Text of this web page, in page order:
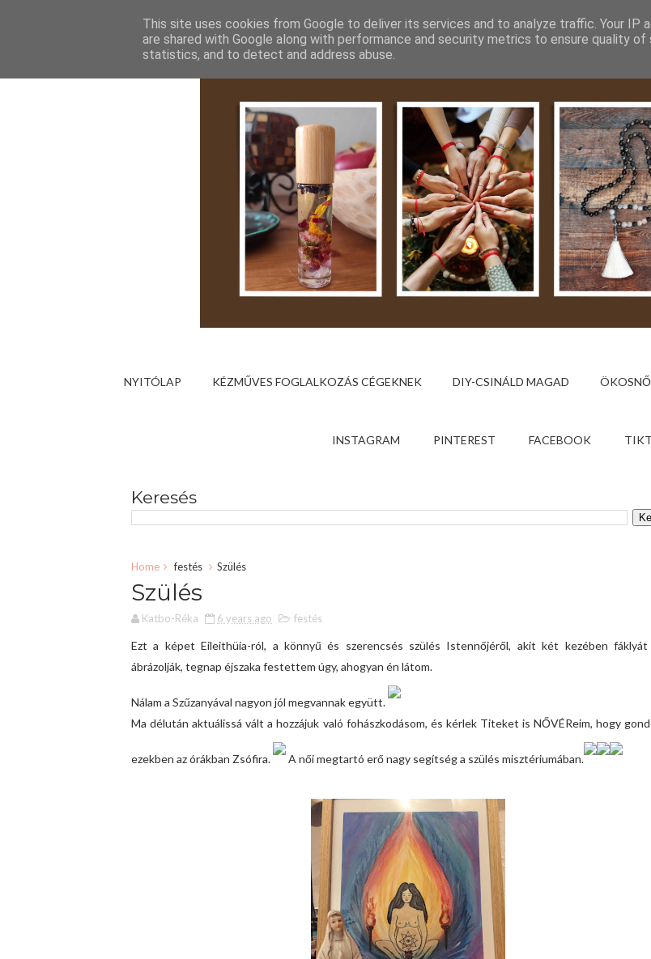
NYITÓLAP KÉZMŰVES FOGLALKOZÁS CÉGEKNEK DIY-CSINÁLD MAGAD
INSTAGRAM PINTEREST FACEBOOK
Keresés
Home festés Szülés
Szülés
Katbo-Réka 6 years ago festés
Ezt a képet Eileithüia-ról, a könnyű és szerencsés szülés Istennőjéről, akit két kezében
ábrázolják, tegnap éjszaka festettem úgy, ahogyan én látom.
Nálam a Szűzanyával nagyon jól megvannak együtt.
Ma délután aktuálissá vált a hozzájuk való fohászkodásom, és kérlek Titeket is NŐVÉReim, hogy
ezekben az órákban Zsófira. A női megtartó erő nagy segítség a szülés misztériumában.
This site uses cookies from Google to deliver its services and to analyze traffic. Your IP
are shared with Google along with performance and security metrics to ensure quality of
statistics, and to detect and address abuse.